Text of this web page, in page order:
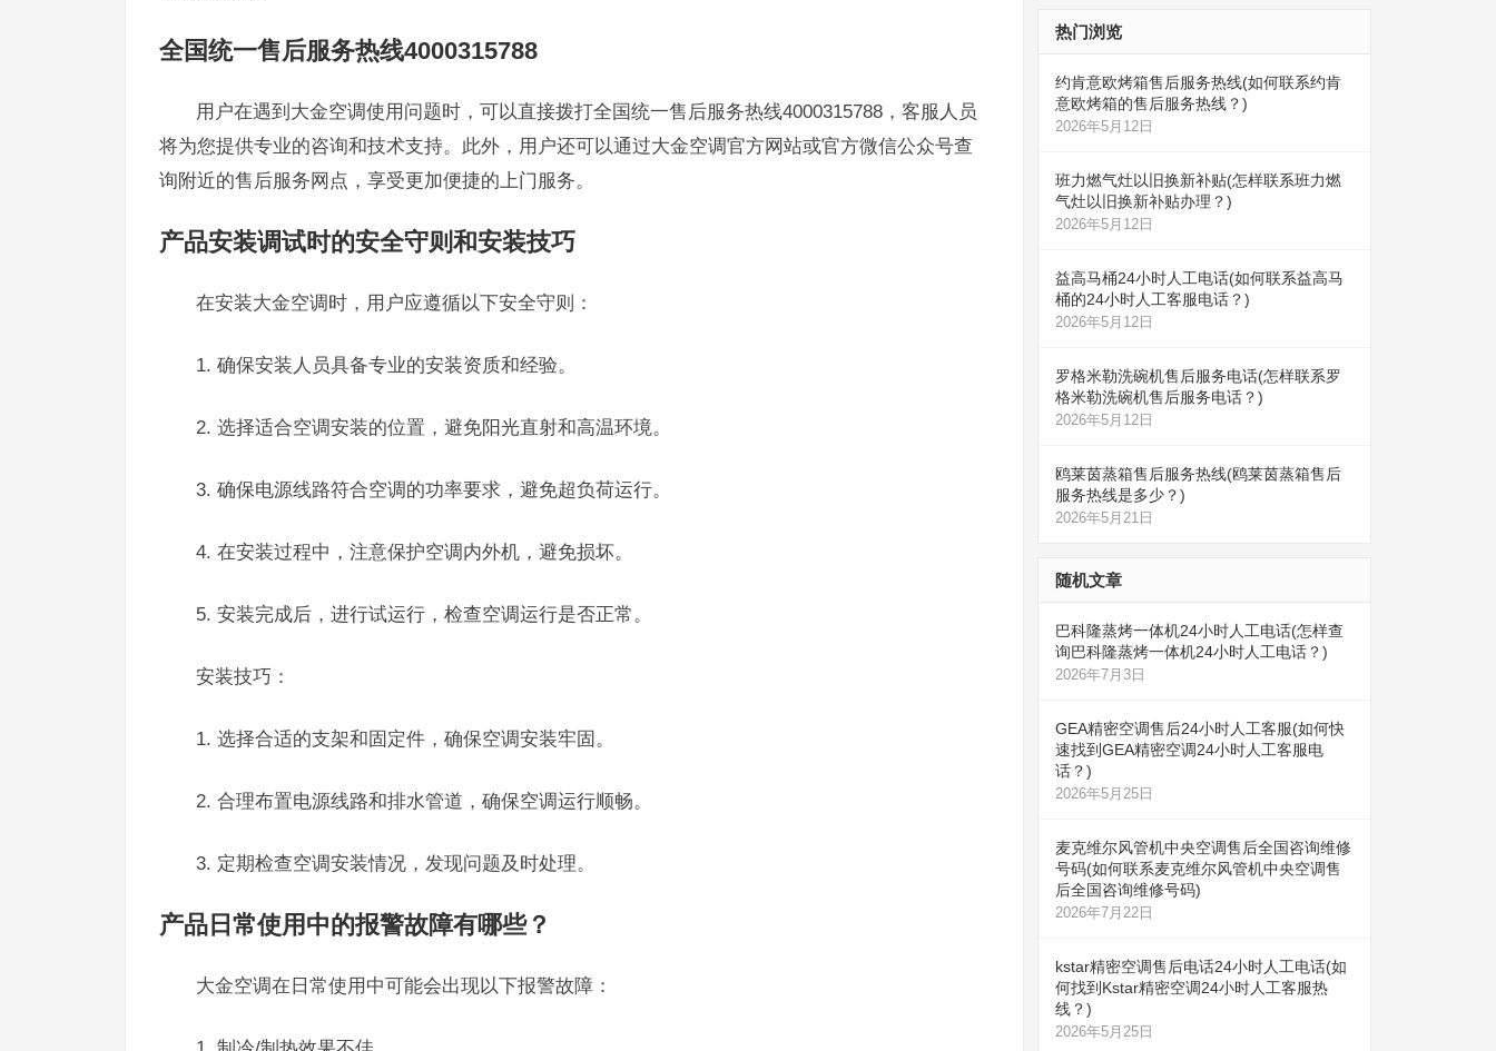
全国统一售后服务热线4000315788
用户在遇到大金空调使用问题时，可以直接拨打全国统一售后服务热线4000315788，客服人员
将为您提供专业的咨询和技术支持。此外，用户还可以通过大金空调官方网站或官方微信公众号查
询附近的售后服务网点，享受更加便捷的上门服务。
产品安装调试时的安全守则和安装技巧
在安装大金空调时，用户应遵循以下安全守则：
1. 确保安装人员具备专业的安装资质和经验。
2. 选择适合空调安装的位置，避免阳光直射和高温环境。
3. 确保电源线路符合空调的功率要求，避免超负荷运行。
4. 在安装过程中，注意保护空调内外机，避免损坏。
5. 安装完成后，进行试运行，检查空调运行是否正常。
安装技巧：
1. 选择合适的支架和固定件，确保空调安装牢固。
2. 合理布置电源线路和排水管道，确保空调运行顺畅。
3. 定期检查空调安装情况，发现问题及时处理。
产品日常使用中的报警故障有哪些？
大金空调在日常使用中可能会出现以下报警故障：
热门浏览
约肯意欧烤箱售后服务热线(如何联系约肯
意欧烤箱的售后服务热线？)
2026年5月12日
班力燃气灶以旧换新补贴(怎样联系班力燃
气灶以旧换新补贴办理？)
2026年5月12日
益高马桶24小时人工电话(如何联系益高马
桶的24小时人工客服电话？)
2026年5月12日
罗格米勒洗碗机售后服务电话(怎样联系罗
格米勒洗碗机售后服务电话？)
2026年5月12日
鸥莱茵蒸箱售后服务热线(鸥莱茵蒸箱售后
服务热线是多少？)
2026年5月21日
随机文章
巴科隆蒸烤一体机24小时人工电话(怎样查
询巴科隆蒸烤一体机24小时人工电话？)
2026年7月3日
GEA精密空调售后24小时人工客服(如何快
速找到GEA精密空调24小时人工客服电
话？)
2026年5月25日
麦克维尔风管机中央空调售后全国咨询维修
号码(如何联系麦克维尔风管机中央空调售
后全国咨询维修号码)
2026年7月22日
kstar精密空调售后电话24小时人工电话(如
何找到Kstar精密空调24小时人工客服热
线？)
2026年5月25日